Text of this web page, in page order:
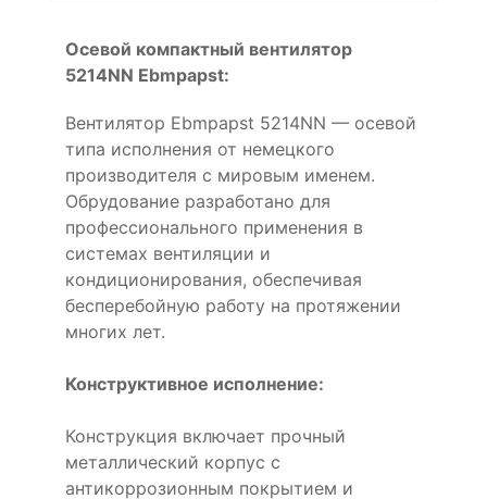
Осевой компактный вентилятор
5214NN Ebmpapst:
Вентилятор Ebmpapst 5214NN — осевой
типа исполнения от немецкого
производителя с мировым именем.
Обрудование разработано для
профессионального применения в
системах вентиляции и
кондиционирования, обеспечивая
бесперебойную работу на протяжении
многих лет.
Конструктивное исполнение:
Конструкция включает прочный
металлический корпус с
антикоррозионным покрытием и